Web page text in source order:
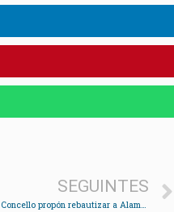
SEGUINTES
O Concello propón rebautizar a Alameda de Chapela como Alameda Rosalía de Castro